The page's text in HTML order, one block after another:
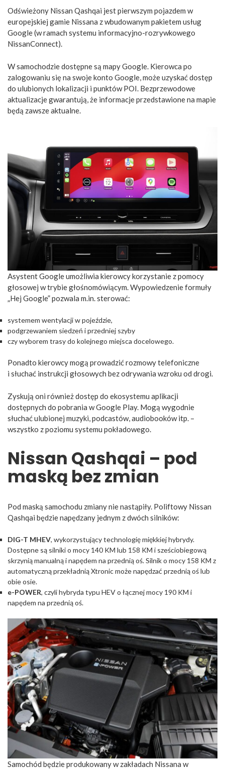
Odświeżony Nissan Qashqai jest pierwszym pojazdem w
europejskiej gamie Nissana z wbudowanym pakietem usług
Google (w ramach systemu informacyjno-rozrywkowego
NissanConnect).
W samochodzie dostępne są mapy Google. Kierowca po
zalogowaniu się na swoje konto Google, może uzyskać dostęp
do ulubionych lokalizacji i punktów POI. Bezprzewodowe
aktualizacje gwarantują, że informacje przedstawione na mapie
będą zawsze aktualne.
Asystent Google umożliwia kierowcy korzystanie z pomocy
głosowej w trybie głośnomówiącym. Wypowiedzenie formuły
„Hej Google” pozwala m.in. sterować:
systemem wentylacji w pojeździe,
podgrzewaniem siedzeń i przedniej szyby
czy wyborem trasy do kolejnego miejsca docelowego.
Ponadto kierowcy mogą prowadzić rozmowy telefoniczne
i słuchać instrukcji głosowych bez odrywania wzroku od drogi.
Zyskują oni również dostęp do ekosystemu aplikacji
dostępnych do pobrania w Google Play. Mogą wygodnie
słuchać ulubionej muzyki, podcastów, audiobooków itp. –
wszystko z poziomu systemu pokładowego.
Nissan Qashqai – pod
maską bez zmian
Pod maską samochodu zmiany nie nastąpiły. Poliftowy Nissan
Qashqai będzie napędzany jednym z dwóch silników:
DIG-T MHEV, wykorzystujący technologię miękkiej hybrydy.
Dostępne są silniki o mocy 140 KM lub 158 KM i sześciobiegową
skrzynią manualną i napędem na przednią oś. Silnik o mocy 158 KM z
automatyczną przekładnią Xtronic może napędzać przednią oś lub
obie osie.
e-POWER, czyli hybryda typu HEV o łącznej mocy 190 KM i
napędem na przednią oś.
Samochód będzie produkowany w zakładach Nissana w